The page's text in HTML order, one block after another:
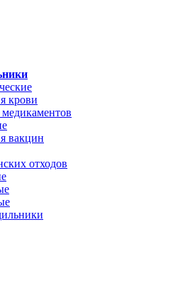
крови
вакцин
отходов